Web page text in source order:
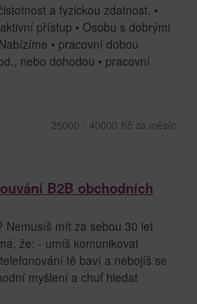
a fyzickou zdatnost. •
přístup • Osobu s dobrými
• pracovní dobou
nebo dohodou • pracovní
25000 - 40000 Kč za měsíc
B2B obchodních
Nemusíš mít za sebou 30 let
že: - umíš komunikovat
tě baví a nebojíš se
myšlení a chuť hledat